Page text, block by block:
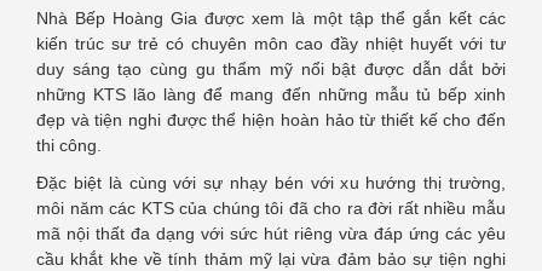
Nhà Bếp Hoàng Gia được xem là một tập thể gắn kết các
kiến trúc sư trẻ có chuyên môn cao đầy nhiệt huyết với tư
duy sáng tạo cùng gu thẩm mỹ nổi bật được dẫn dắt bởi
những KTS lão làng để mang đến những mẫu tủ bếp xinh
đẹp và tiện nghi được thể hiện hoàn hảo từ thiết kế cho đến
thi công.
Đặc biệt là cùng với sự nhạy bén với xu hướng thị trường,
môi năm các KTS của chúng tôi đã cho ra đời rất nhiều mẫu
mã nội thất đa dạng với sức hút riêng vừa đáp ứng các yêu
cầu khắt khe về tính thảm mỹ lại vừa đảm bảo sự tiện nghi